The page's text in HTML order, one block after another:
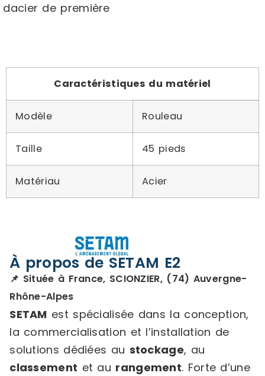
dacier de première
Caractéristiques du matériel
Modèle Rouleau
Taille 45 pieds
Matériau Acier
À propos de SETAM E2
📌 Située à France, SCIONZIER, (74) Auvergne-
Rhône-Alpes
SETAM est spécialisée dans la conception,
la commercialisation et l’installation de
solutions dédiées au stockage, au
classement et au rangement. Forte d’une